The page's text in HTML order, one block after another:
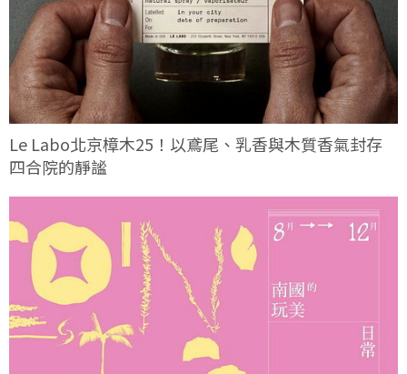
Le Labo北京樟木25！以鳶尾、乳香與木質香氣封存
四合院的靜謐